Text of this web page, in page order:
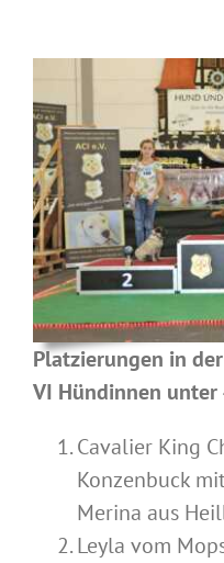
Platzierungen in
VI Hündinnen
Cavalier King
Konzenbuck
Merina aus
Leyla vom